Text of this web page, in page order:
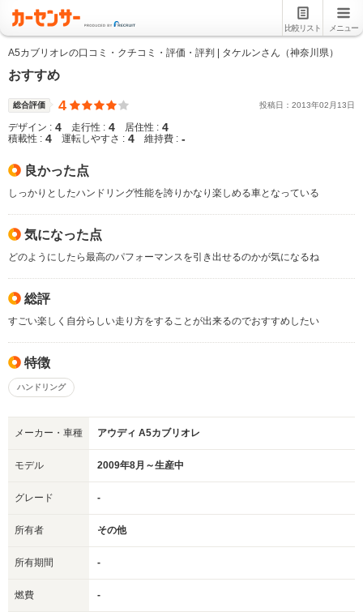
比較リスト メニュー
A5カブリオレの口コミ・クチコミ・評価・評判 | タケルンさん（神奈川県）
おすすめ
総合評価 4 投稿日： 2013年02 月 13日
デザイン : 4 走行性 : 4 居住性 : 4
積載性 : 4 運転しやすさ : 4 維持費 : -
良かった点
しっかりとしたハンドリング性能を誇りかなり楽しめる車となっている
気になった点
どのようにしたら最高のパフォーマンスを引き出せるのかが気になるね
総評
すごい楽しく自分らしい走り方をすることが出来るのでおすすめしたい
特徴
ハンドリング
メーカー・車種 アウディ A5カブリオレ
モデル 2009年8月～生産中
グレード -
所有者 その他
所有期間 -
燃費 -